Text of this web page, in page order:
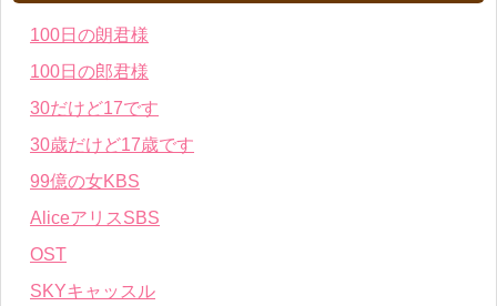
100日の朗君様
100日の郎君様
30だけど17です
30歳だけど17歳です
99億の女KBS
AliceアリスSBS
OST
SKYキャッスル